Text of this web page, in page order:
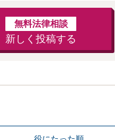
無料法律相談
新しく投稿する